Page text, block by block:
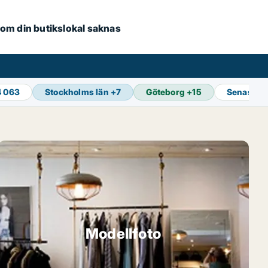
din butikslokal saknas
063 Stockholms län +7 Göteborg +15 Senaste
Modellfoto